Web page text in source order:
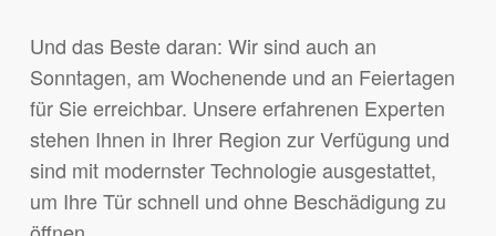
Und das Beste daran: Wir sind auch an
Sonntagen, am Wochenende und an Feiertagen
für Sie erreichbar. Unsere erfahrenen Experten
stehen Ihnen in Ihrer Region zur Verfügung und
sind mit modernster Technologie ausgestattet,
um Ihre Tür schnell und ohne Beschädigung zu